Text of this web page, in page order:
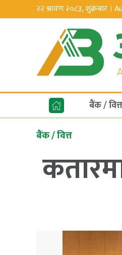
२२ श्रावण २०८३, शुक्रबार ।
बैंक / वित्त
बैंक / वित्त